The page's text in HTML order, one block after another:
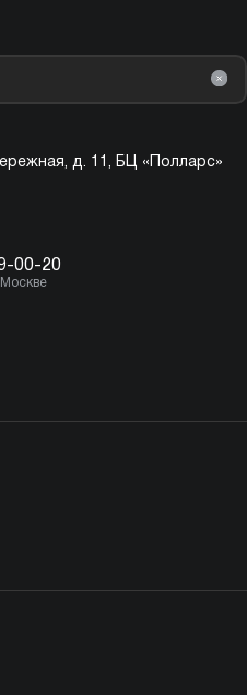
д. 11, БЦ «Полларс»
00-20